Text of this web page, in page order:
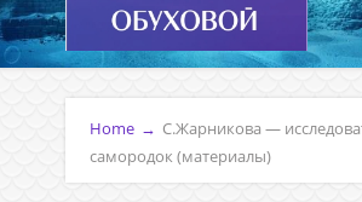
Home → С.Жарникова —
самородок (материалы)